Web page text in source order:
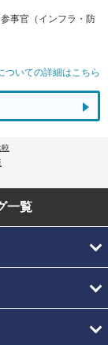
事官（インフラ・防
いての詳細はこちら
一覧